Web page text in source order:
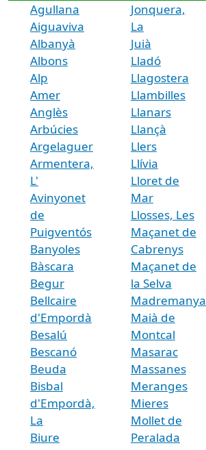
Agullana
Aiguaviva
Albanyà
Albons
Alp
Amer
Anglès
Arbúcies
Argelaguer
Armentera,
L'
Avinyonet
de
Puigventós
Banyoles
Bàscara
Begur
Bellcaire
d'Empordà
Besalú
Bescanó
Beuda
Bisbal
d'Empordà,
La
Biure
Jonquera,
La
Juià
Lladó
Llagostera
Llambilles
Llanars
Llançà
Llers
Llívia
Lloret de
Mar
Llosses, Les
Maçanet de
Cabrenys
Maçanet de
la Selva
Madremanya
Maià de
Montcal
Masarac
Massanes
Meranges
Mieres
Mollet de
Peralada